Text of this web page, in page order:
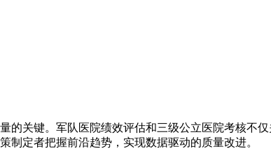
关键。军队医院绩效评估和三级公立医院考核不
定者把握前沿趋势，实现数据驱动的质量改进。